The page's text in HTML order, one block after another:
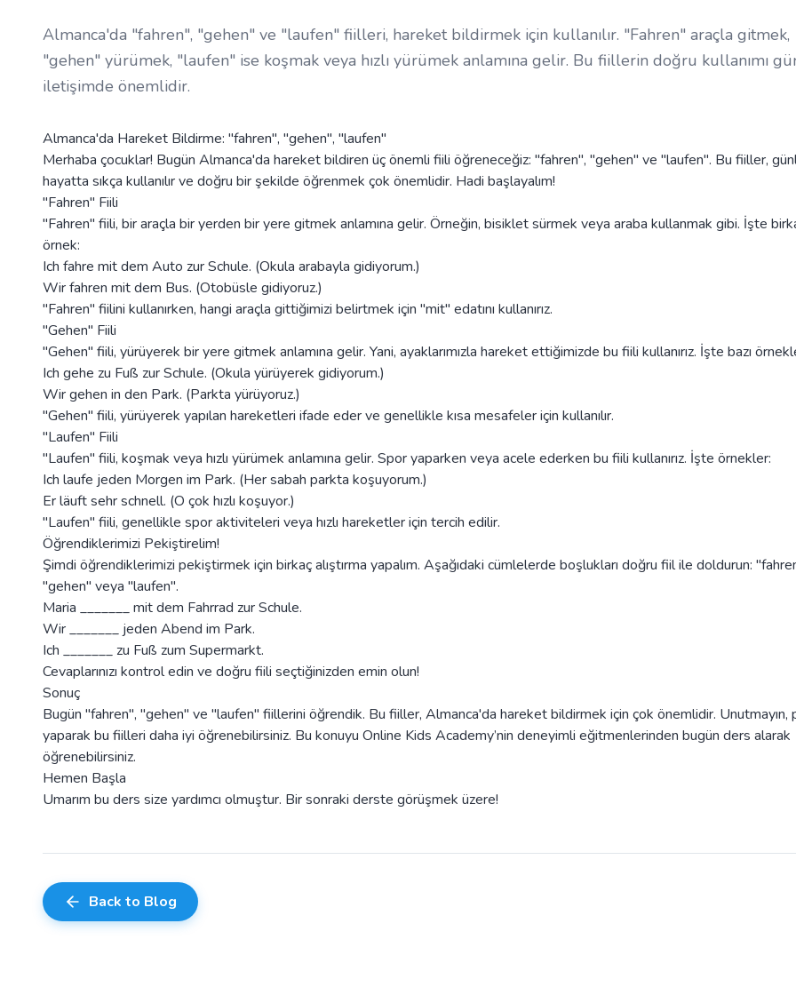
Almanca'da "fahren", "gehen" ve "laufen" fiilleri, hareket bildirmek için kullanılır. "Fahren" araçla gitmek,
"gehen" yürümek, "laufen" ise koşmak veya hızlı yürümek anlamına gelir. Bu fiillerin doğru kullanımı
iletişimde önemlidir.
Almanca'da Hareket Bildirme: "fahren", "gehen", "laufen"
Merhaba çocuklar! Bugün Almanca'da hareket bildiren üç önemli fiili öğreneceğiz: "fahren", "gehen" ve "laufen". Bu fiiller,
hayatta sıkça kullanılır ve doğru bir şekilde öğrenmek çok önemlidir. Hadi başlayalım!
"Fahren" Fiili
"Fahren" fiili, bir araçla bir yerden bir yere gitmek anlamına gelir. Örneğin, bisiklet sürmek veya araba kullanmak gibi. İşte
örnek:
Ich fahre mit dem Auto zur Schule. (Okula arabayla gidiyorum.)
Wir fahren mit dem Bus. (Otobüsle gidiyoruz.)
"Fahren" fiilini kullanırken, hangi araçla gittiğimizi belirtmek için "mit" edatını kullanırız.
"Gehen" Fiili
"Gehen" fiili, yürüyerek bir yere gitmek anlamına gelir. Yani, ayaklarımızla hareket ettiğimizde bu fiili kullanırız. İşte bazı
Ich gehe zu Fuß zur Schule. (Okula yürüyerek gidiyorum.)
Wir gehen in den Park. (Parkta yürüyoruz.)
"Gehen" fiili, yürüyerek yapılan hareketleri ifade eder ve genellikle kısa mesafeler için kullanılır.
"Laufen" Fiili
"Laufen" fiili, koşmak veya hızlı yürümek anlamına gelir. Spor yaparken veya acele ederken bu fiili kullanırız. İşte örnekler:
Ich laufe jeden Morgen im Park. (Her sabah parkta koşuyorum.)
Er läuft sehr schnell. (O çok hızlı koşuyor.)
"Laufen" fiili, genellikle spor aktiviteleri veya hızlı hareketler için tercih edilir.
Öğrendiklerimizi Pekiştirelim!
Şimdi öğrendiklerimizi pekiştirmek için birkaç alıştırma yapalım. Aşağıdaki cümlelerde boşlukları doğru fiil ile doldurun:
"gehen" veya "laufen".
Maria _______ mit dem Fahrrad zur Schule.
Wir _______ jeden Abend im Park.
Ich _______ zu Fuß zum Supermarkt.
Cevaplarınızı kontrol edin ve doğru fiili seçtiğinizden emin olun!
Sonuç
Bugün "fahren", "gehen" ve "laufen" fiillerini öğrendik. Bu fiiller, Almanca'da hareket bildirmek için çok önemlidir. Unutmayın,
yaparak bu fiilleri daha iyi öğrenebilirsiniz. Bu konuyu Online Kids Academy’nin deneyimli eğitmenlerinden bugün ders alarak
öğrenebilirsiniz.
Hemen Başla
Umarım bu ders size yardımcı olmuştur. Bir sonraki derste görüşmek üzere!
Back to Blog